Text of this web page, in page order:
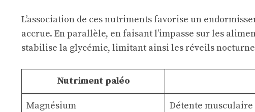
L’association de ces nutriments favorise un
accrue. En parallèle, en faisant l’impasse sur les
stabilise la glycémie, limitant ainsi les réveils
Nutriment paléo
Magnésium Détente